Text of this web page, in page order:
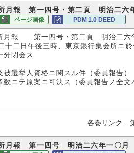
所月報 第一四号・第二頁 明治二
ページ画像 PDM 1.0 DEED
月報 第一四号・第二頁 明治二六
二日午後三時、東京銀行集会所ニ
分閉会ス
選挙人資格ニ関スル件（委員報告）
数ニテ原案ニ可決ス（委員報告ノ全
各巻リンク
月報 第一四号 明治二六年一〇